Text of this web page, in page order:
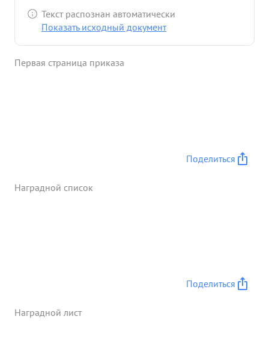
инициативу ...»
Текст распознан автоматически
Показать исходный документ
Первая страница приказа
Поделиться
Наградной список
Поделиться
Наградной лист